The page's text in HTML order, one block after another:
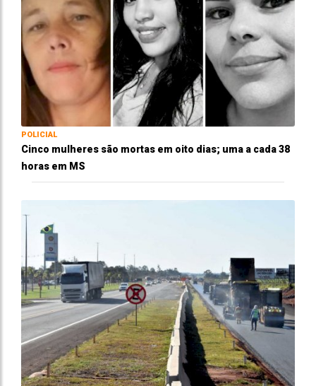
POLICIAL
Cinco mulheres são mortas em oito dias; uma a cada 38
horas em MS